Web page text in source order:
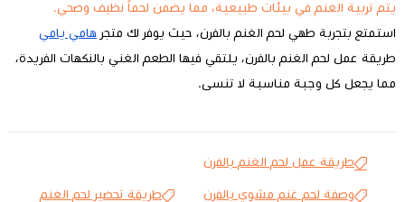
يتم تربية الغنم في بيئات طبيعية، مما يضمن لحماً نظيف وصحي.
استمتع بتجربة طهي لحم الغنم بالفرن، حيث يوفر لك متجر هامي يامي
طريقة عمل لحم الغنم بالفرن، يلتقي فيها الطعم الغني بالنكهات الفريدة،
مما يجعل كل وجبة مناسبة لا تنسى.
طريقة عمل لحم الغنم بالفرن
وصفة لحم غنم مشوي بالفرن طريقة تحضير لحم الغنم